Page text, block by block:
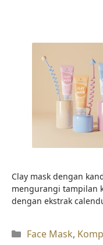
Clay mask dengan
mengurangi tampilan
dengan ekstrak
Kategori
Face Mask,